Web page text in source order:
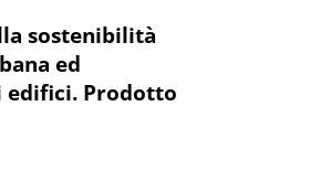
sostenibilità
ed
edifici. Prodotto